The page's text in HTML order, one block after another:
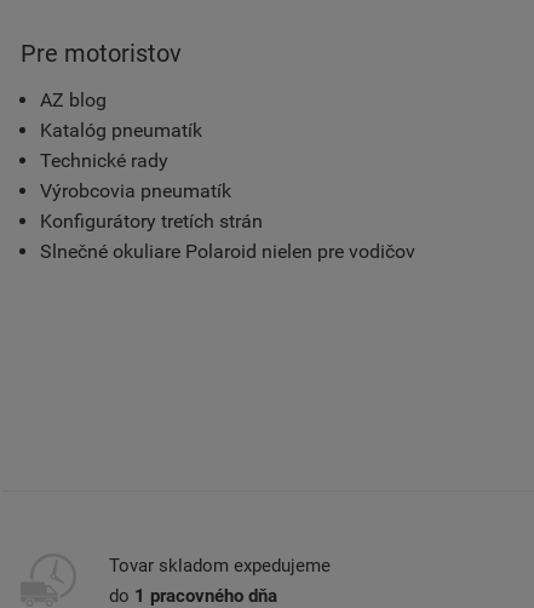
Pre motoristov
AZ blog
Katalóg pneumatík
Technické rady
Výrobcovia pneumatík
Konfigurátory tretích strán
Slnečné okuliare Polaroid nielen pre vodičov
Tovar skladom expedujeme
do 1 pracovného dňa